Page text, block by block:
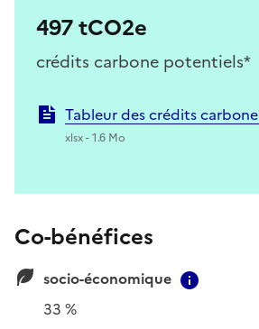
497 tCO2e
crédits carbone potentiels*
Tableur des crédits carbone
xlsx - 1.6 Mo
Co-bénéfices
socio-économique
33 %